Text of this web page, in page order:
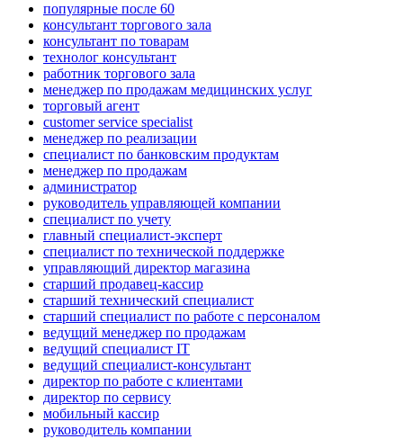
популярные после 60
консультант торгового зала
консультант по товарам
технолог консультант
работник торгового зала
менеджер по продажам медицинских услуг
торговый агент
customer service specialist
менеджер по реализации
специалист по банковским продуктам
менеджер по продажам
администратор
руководитель управляющей компании
специалист по учету
главный специалист-эксперт
специалист по технической поддержке
управляющий директор магазина
старший продавец-кассир
старший технический специалист
старший специалист по работе с персоналом
ведущий менеджер по продажам
ведущий специалист IT
ведущий специалист-консультант
директор по работе с клиентами
директор по сервису
мобильный кассир
руководитель компании